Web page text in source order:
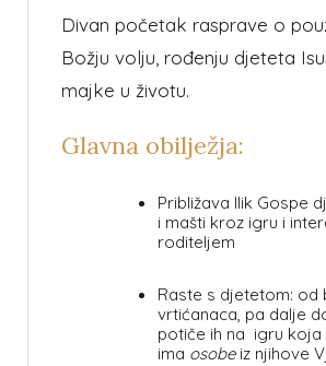
Divan početak rasprave o
Božju volju, rođenju djeteta
majke u životu.
Glavna obilježja:
Približava llik Gospe
i mašti kroz igru i
roditeljem
Raste s djetetom: od
vrtićanaca, pa dalje
potiče ih na igru koja
ima osobe iz njihove